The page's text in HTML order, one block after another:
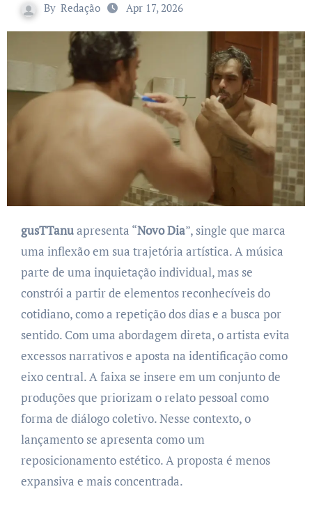
By Redação Apr 17, 2026
gusTTanuapresenta “Novo Dia”, single que marca
uma inflexão em sua trajetória artística. A música
parte de uma inquietação individual, mas se
constrói a partir de elementos reconhecíveis do
cotidiano, como a repetição dos dias e a busca por
sentido. Com uma abordagem direta, o artista evita
excessos narrativos e aposta na identificação como
eixo central. A faixa se insere em um conjunto de
produções que priorizam o relato pessoal como
forma de diálogo coletivo. Nesse contexto, o
lançamento se apresenta como um
reposicionamento estético. A proposta é menos
expansiva e mais concentrada.